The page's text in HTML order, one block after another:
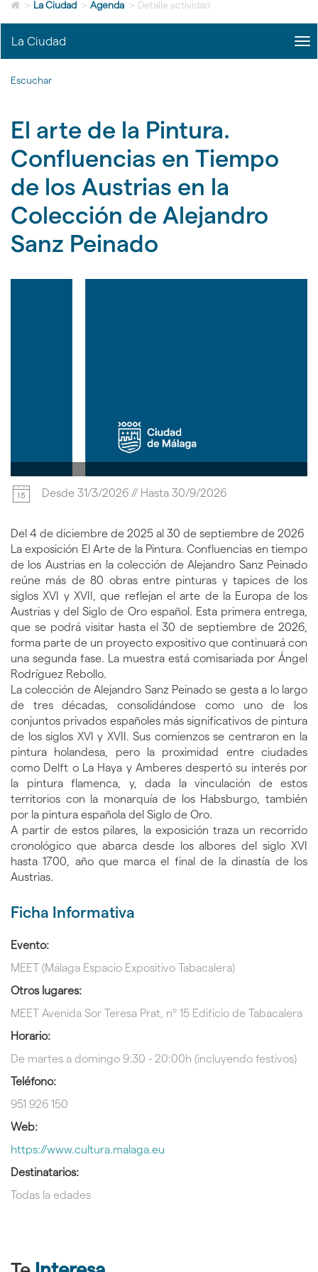
idioma
Icono
para
ir
la
inicio
> La Ciudad > Agenda > Detalle actividad
La Ciudad
Escuchar
El arte de la Pintura.
Confluencias en Tiempo
de los Austrias en la
Colección de Alejandro
Sanz Peinado
Desde 31/3/2026 // Hasta 30/9/2026
Del 4 de diciembre de 2025 al 30 de septiembre de 2026
La exposición El Arte de la Pintura. Confluencias en tiempo
de los Austrias en la colección de Alejandro Sanz Peinado
reúne más de 80 obras entre pinturas y tapices de los
siglos XVI y XVII, que reflejan el arte de la Europa de los
Austrias y del Siglo de Oro español. Esta primera entrega,
que se podrá visitar hasta el 30 de septiembre de 2026,
forma parte de un proyecto expositivo que continuará con
una segunda fase. La muestra está comisariada por Ángel
Rodríguez Rebollo.
La colección de Alejandro Sanz Peinado se gesta a lo largo
de tres décadas, consolidándose como uno de los
conjuntos privados españoles más significativos de pintura
de los siglos XVI y XVII. Sus comienzos se centraron en la
pintura holandesa, pero la proximidad entre ciudades
como Delft o La Haya y Amberes despertó su interés por
la pintura flamenca, y, dada la vinculación de estos
territorios con la monarquía de los Habsburgo, también
por la pintura española del Siglo de Oro.
A partir de estos pilares, la exposición traza un recorrido
cronológico que abarca desde los albores del siglo XVI
hasta 1700, año que marca el final de la dinastía de los
Austrias.
Ficha Informativa
Evento:
MEET (Málaga Espacio Expositivo Tabacalera)
Otros lugares:
MEET Avenida Sor Teresa Prat, nº 15 Edificio de Tabacalera
Horario:
De martes a domingo 9:30 - 20:00h (incluyendo festivos)
Teléfono:
951 926 150
Web:
https://www.cultura.malaga.eu
Destinatarios:
Todas la edades